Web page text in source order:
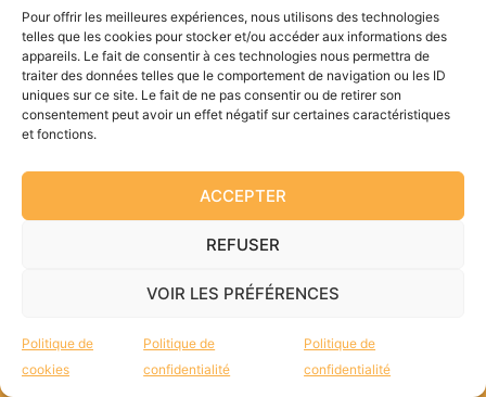
Pour offrir les meilleures expériences, nous utilisons des technologies
telles que les cookies pour stocker et/ou accéder aux informations des
appareils. Le fait de consentir à ces technologies nous permettra de
traiter des données telles que le comportement de navigation ou les ID
uniques sur ce site. Le fait de ne pas consentir ou de retirer son
consentement peut avoir un effet négatif sur certaines caractéristiques
et fonctions.
ACCEPTER
REFUSER
VOIR LES PRÉFÉRENCES
Politique de
cookies
Politique de
confidentialité
Politique de
confidentialité
Formations
Analyse des pratiques
Auto-évaluation HAS
Accompagnement de projets
Accompagnement individuel
Contact
Nous rejoindre
Création du site internet : Quin té ba ?